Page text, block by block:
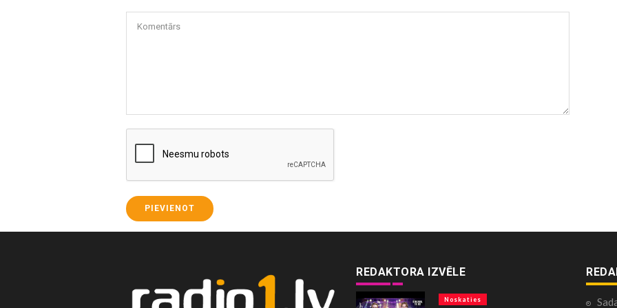
Komentārs
PIEVIENOT
REDAKTORA IZVĒLE
Noskaties